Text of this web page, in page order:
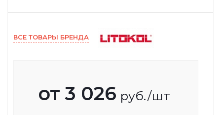
ВСЕ ТОВАРЫ БРЕНДА
от 3 026 руб./шт